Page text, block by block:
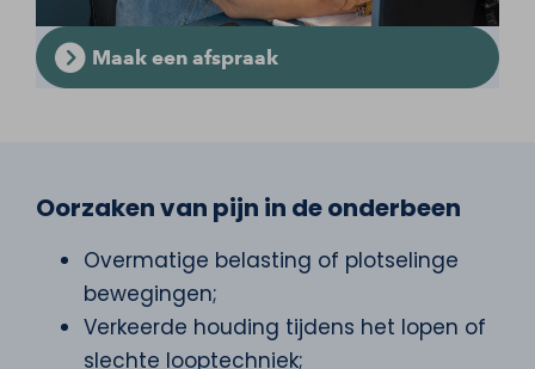
Maak een afspraak
Oorzaken van pijn in de onderbeen
Overmatige belasting of plotselinge
bewegingen;
Verkeerde houding tijdens het lopen of
slechte looptechniek;